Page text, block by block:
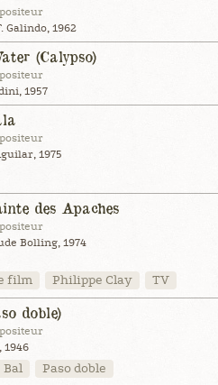
Galindo, 1962
(Calypso)
1957
1975
des Apaches
Bolling, 1974
film Philippe Clay TV
doble)
1946
Bal Paso doble